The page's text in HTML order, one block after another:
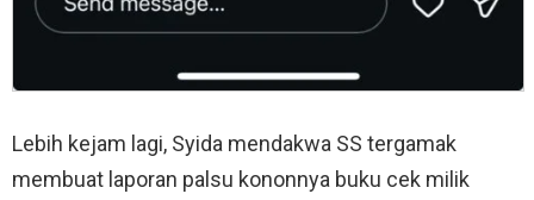
Lebih kejam lagi, Syida mendakwa SS tergamak
membuat laporan palsu kononnya buku cek milik